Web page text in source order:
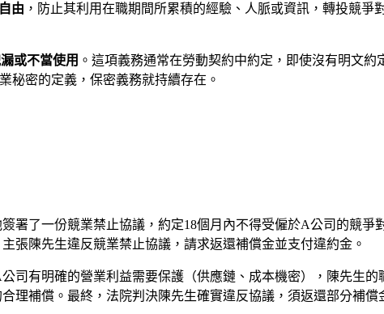
由 ，防止其利用在職期間所累積的經驗、人脈或資訊，轉投競爭
或不當使用 。這項義務通常在勞動契約中約定，即使沒有明文約
秘密的定義，保密義務就持續存在。
署了一份競業禁止協議，約定18個月內不得受僱於A公司的競爭
張陳先生違反競業禁止協議，請求返還補償金並支付違約金。
公司有明確的營業利益需要保護（供應鏈、成本機密），陳先生
理補償。最終，法院判決陳先生確實違反協議，須返還部分補償